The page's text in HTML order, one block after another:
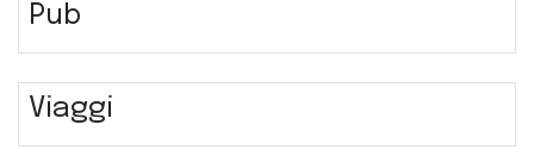
Pub
Viaggi